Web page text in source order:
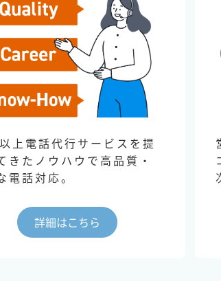
上電話代行サービスを提
きたノウハウで高品質・
電話対応。
詳細はこちら